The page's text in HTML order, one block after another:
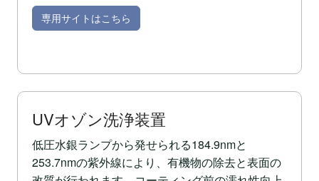
専用サイトはこちら
UVオゾン洗浄装置
低圧水銀ランプから発せられる184.9nmと
253.7nmの紫外線により、有機物の除去と表面の